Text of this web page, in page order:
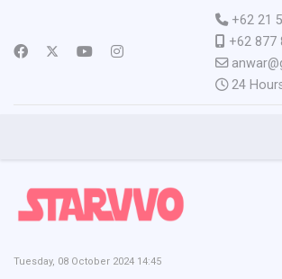
+62 21
+62 877
24
Tuesday, 08 October 2024 14:45